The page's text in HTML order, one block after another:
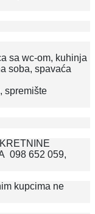
sa wc-om, kuhinja
soba, spavaća
spremište
098 652 059,
kupcima ne